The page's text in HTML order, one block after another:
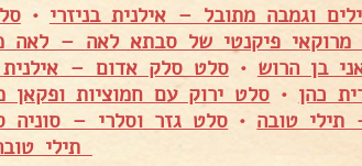
וגמבה מתובל – אילנית בניזרי •
מרוקאי פיקנטי של סבתא לאה – לאה
בן הרוש•סלט סלק אדום – אילנית
כהן•סלט ירוק עם חמוציות
טובה•סלט גזר וסלרי – סוניה
תילי